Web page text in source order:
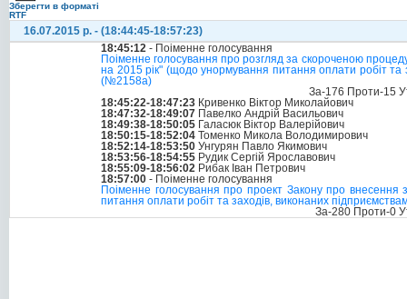
Зберегти в форматі
RTF
16.07.2015 р. - (18:44:45-18:57:23)
18:45:12 - Поіменне голосування
Поіменне голосування про розгляд за скороченою
на 2015 рік" (щодо унормування питання оплати робіт та
(№2158а)
За-176 Проти-15
18:45:22-18:47:23 Кривенко Віктор Миколайович
18:47:32-18:49:07 Павелко Андрій Васильович
18:49:38-18:50:05 Галасюк Віктор Валерійович
18:50:15-18:52:04 Томенко Микола Володимирович
18:52:14-18:53:50 Унгурян Павло Якимович
18:53:56-18:54:55 Рудик Сергій Ярославович
18:55:09-18:56:02 Рибак Іван Петрович
18:57:00 - Поіменне голосування
Поіменне голосування про проект Закону про
питання оплати робіт та заходів, виконаних
За-280 Проти-0